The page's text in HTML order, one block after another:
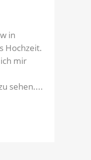
in
Hochzeit.
mir
sehen....